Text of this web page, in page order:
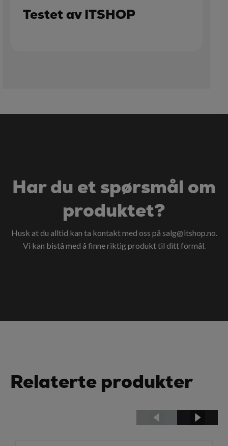
Testet av ITSHOP
Har du et spørsmål om
produktet?
Husk at du alltid kan ta kontakt med oss på salg@itshop.no.
Vi kan bistå med å finne riktig produkt til ditt formål.
Relaterte produkter